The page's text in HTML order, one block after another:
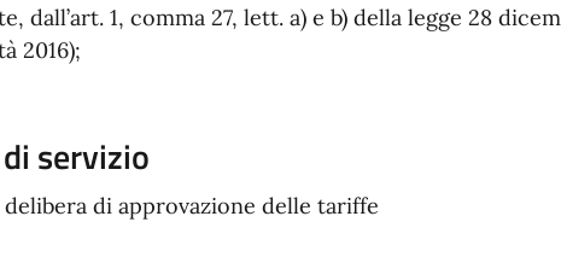
dall’art. 1, comma 27, lett. a) e b) della legge 28
2016);
servizio
delibera di approvazione delle tariffe